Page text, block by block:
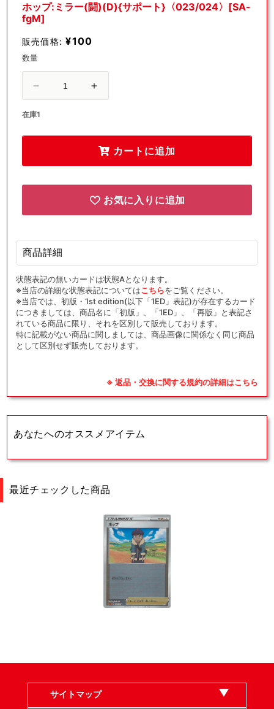
ィ
ア
を
開
ホップ:ミラー(闘)(D){サポート}〈023/024〉[SA-
fgM]
販売価格: ¥100
数量
ッ
プ:
ミ
ー
ー
ト}
〈023/024〉
[SA-
fgM]
の
数
量
を
す
ホ
ミ
ラ
ー
(D)
{サ
ー
〈023/024〉
[SA-
fgM]
の
数
量
を
す
在庫1
カートに追加
お気に入りに追加
商品詳細
状態表記の無いカードは状態Aとなります。
※当店の詳細な状態表記についてはこちらをご覧ください。
※当店では、初版・1st edition(以下「1ED」表記)が存在するカード
につきましては、商品名に「初版」、「1ED」、「再版」と表記さ
れている商品に限り、それを区別して販売しております。
特に記載がない商品に関しましては、商品画像に関係なく同じ商品
として区別せず販売しております。
※ 返品・交換に関する規約の詳細はこちら
あなたへのオススメアイテム
最近チェックした商品
サイトマップ